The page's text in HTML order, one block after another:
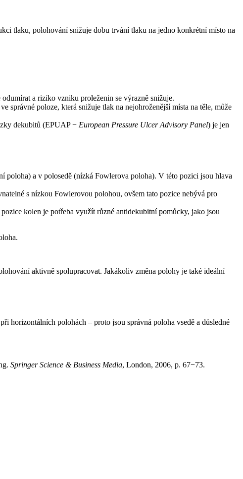
tlaku, polohování snižuje dobu trvání tlaku na jedno konkrétní místo na
a riziko vzniku proleženin se výrazně snižuje.
poloze, která snižuje tlak na nejohroženější místa na těle, může
dekubitů (EPUAP −⁠ European Pressure Ulcer Advisory Panel) je jen
poloha) a v polosedě (nízká Fowlerova poloha). V této pozici jsou hlava
s nízkou Fowlerovou polohou, ovšem tato pozice nebývá pro
kolen je potřeba využít různé antidekubitní pomůcky, jako jsou
aktivně spolupracovat. Jakákoliv změna polohy je také ideální
horizontálních polohách –⁠ proto jsou správná poloha vsedě a důsledné
Springer Science & Business Media, London, 2006, p. 67−73.